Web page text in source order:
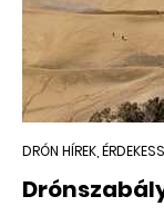
DRÓN HÍREK,